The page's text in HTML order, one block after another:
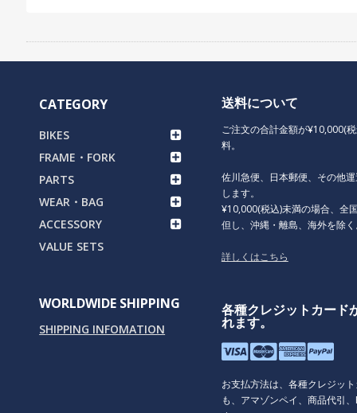
CATEGORY
BIKES
FRAME・FORK
PARTS
WEAR・BAG
ACCESSORY
VALUE SETS
WORLDWIDE SHIPPING
SHIPPING INFOMATION
送料について
ご注文の合計金額が¥10,000(
料。
佐川急便、日本郵便、その他
します。
¥10,000(税込)未満の場合、全
但し、沖縄・離島、海外を除
詳しくはこちら
各種クレジットカード
れます。
お支払方法は、各種クレジッ
も、アマゾンペイ、商品代引